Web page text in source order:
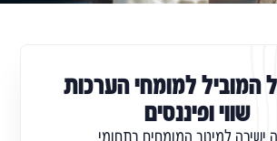
המוביל למומחי הערכות
שווי ופיננסים